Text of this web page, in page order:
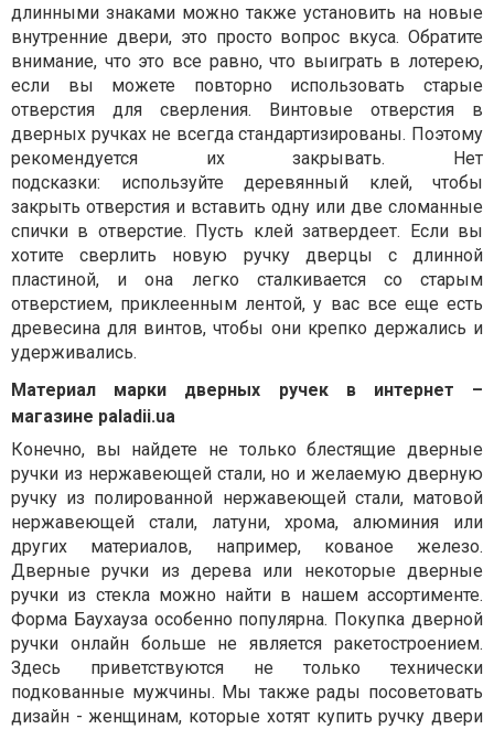
длинными знаками можно также установить на новые
внутренние двери, это просто вопрос вкуса. Обратите
внимание, что это все равно, что выиграть в лотерею,
если вы можете повторно использовать старые
отверстия для сверления. Винтовые отверстия в
дверных ручках не всегда стандартизированы. Поэтому
рекомендуется их закрывать. Нет
подсказки: используйте деревянный клей, чтобы
закрыть отверстия и вставить одну или две сломанные
спички в отверстие. Пусть клей затвердеет. Если вы
хотите сверлить новую ручку дверцы с длинной
пластиной, и она легко сталкивается со старым
отверстием, приклеенным лентой, у вас все еще есть
древесина для винтов, чтобы они крепко держались и
удерживались.
Материал марки дверных ручек в интернет –
магазине paladii.ua
Конечно, вы найдете не только блестящие дверные
ручки из нержавеющей стали, но и желаемую дверную
ручку из полированной нержавеющей стали, матовой
нержавеющей стали, латуни, хрома, алюминия или
других материалов, например, кованое железо.
Дверные ручки из дерева или некоторые дверные
ручки из стекла можно найти в нашем ассортименте.
Форма Баухауза особенно популярна. Покупка дверной
ручки онлайн больше не является ракетостроением.
Здесь приветствуются не только технически
подкованные мужчины. Мы также рады посоветовать
дизайн - женщинам, которые хотят купить ручку двери